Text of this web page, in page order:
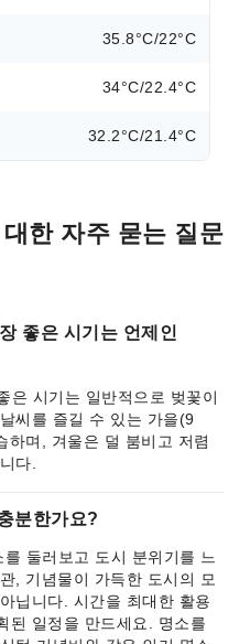
35.8°C/22°C
34°C/22.4°C
32.2°C/21.4°C
한 자주 묻는 질문
좋은 시기는 언제인
은 시기는 일반적으로 벚꽃이
씨를 즐길 수 있는 가을(9
하며, 겨울은 덜 붐비고 저렴
다.
분한가요?
둘러보고 도시 분위기를 느
, 기념물이 가득한 도시의 모
닙니다. 시간을 최대한 활용
된 일정을 만드세요. 명소를